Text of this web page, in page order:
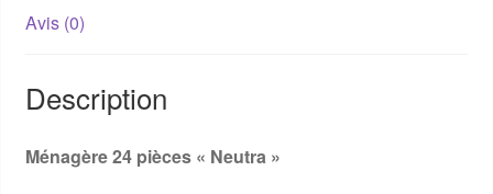
Avis (0)
Description
Ménagère 24 pièces « Neutra »